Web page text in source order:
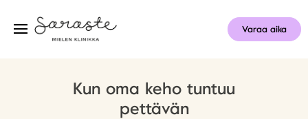
Varaa aika
Kun oma keho tuntuu
pettävän